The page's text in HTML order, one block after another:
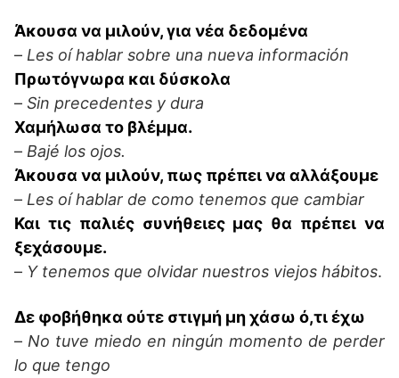
Άκουσα να μιλούν, για νέα δεδομένα
– Les oí hablar sobre una nueva información
Πρωτόγνωρα και δύσκολα
– Sin precedentes y dura
Χαμήλωσα το βλέμμα.
– Bajé los ojos.
Άκουσα να μιλούν, πως πρέπει να αλλάξουμε
– Les oí hablar de como tenemos que cambiar
Και τις παλιές συνήθειες μας θα πρέπει να
ξεχάσουμε.
– Y tenemos que olvidar nuestros viejos hábitos.
Δε φοβήθηκα ούτε στιγμή μη χάσω ό,τι έχω
– No tuve miedo en ningún momento de perder
lo que tengo